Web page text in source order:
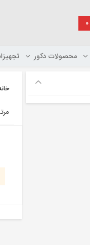
۰
محصولات دکور